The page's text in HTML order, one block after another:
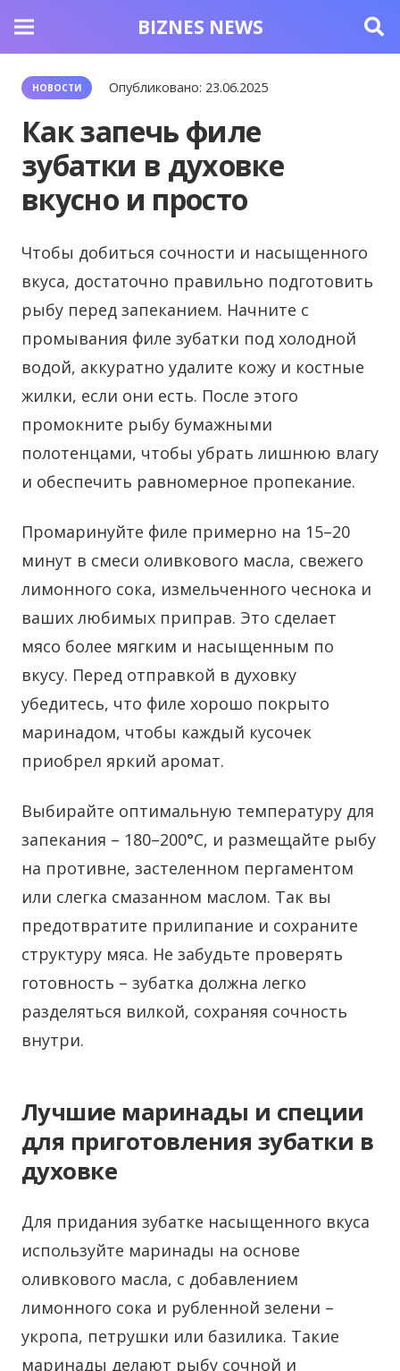
BIZNES NEWS
НОВОСТИ Опубликовано: 23.06.2025
Как запечь филе
зубатки в духовке
вкусно и просто
Чтобы добиться сочности и насыщенного
вкуса, достаточно правильно подготовить
рыбу перед запеканием. Начните с
промывания филе зубатки под холодной
водой, аккуратно удалите кожу и костные
жилки, если они есть. После этого
промокните рыбу бумажными
полотенцами, чтобы убрать лишнюю влагу
и обеспечить равномерное пропекание.
Промаринуйте филе примерно на 15–20
минут в смеси оливкового масла, свежего
лимонного сока, измельченного чеснока и
ваших любимых приправ. Это сделает
мясо более мягким и насыщенным по
вкусу. Перед отправкой в духовку
убедитесь, что филе хорошо покрыто
маринадом, чтобы каждый кусочек
приобрел яркий аромат.
Выбирайте оптимальную температуру для
запекания – 180–200°С, и размещайте рыбу
на противне, застеленном пергаментом
или слегка смазанном маслом. Так вы
предотвратите прилипание и сохраните
структуру мяса. Не забудьте проверять
готовность – зубатка должна легко
разделяться вилкой, сохраняя сочность
внутри.
Лучшие маринады и специи
для приготовления зубатки в
духовке
Для придания зубатке насыщенного вкуса
используйте маринады на основе
оливкового масла, с добавлением
лимонного сока и рубленной зелени –
укропа, петрушки или базилика. Такие
маринады делают рыбу сочной и